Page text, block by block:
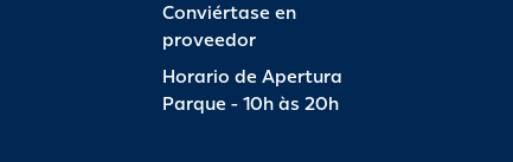
Conviértase en
proveedor
Horario de Apertura
Parque - 10h às 20h